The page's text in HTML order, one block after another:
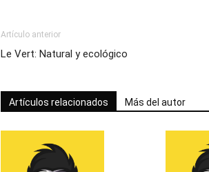
Artículo anterior
Le Vert: Natural y ecológico
Artículos relacionados Más del autor